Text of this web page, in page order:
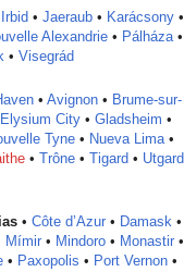
Irbid • Jaeraub • Karácsony •
Alexandrie • Pálháza•
• Visegrád
• Avignon• Brume-sur-
Elysium City • Gladsheim •
Tyne • Nueva Lima•
• Trône• Tigard • Utgard
• Côte d’Azur • Damask •
Mímir • Mindoro • Monastir •
• Paxopolis • Port Vernon •